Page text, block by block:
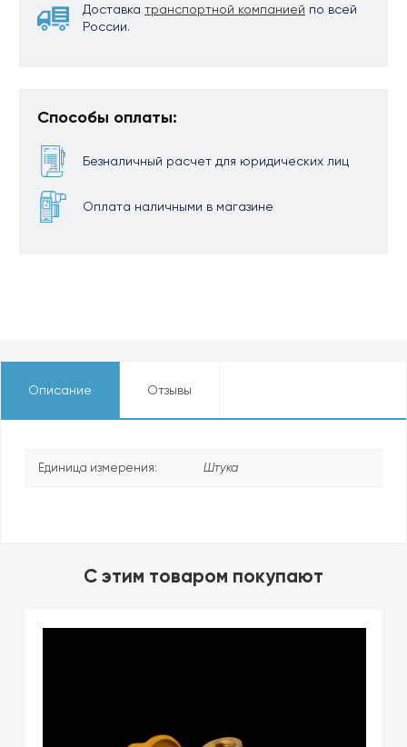
Доставка транспортной компанией по всей
России.
Способы оплаты:
Безналичный расчет для юридических лиц
Оплата наличными в магазине
Описание Отзывы
Единица измерения: Штука
C этим товаром покупают